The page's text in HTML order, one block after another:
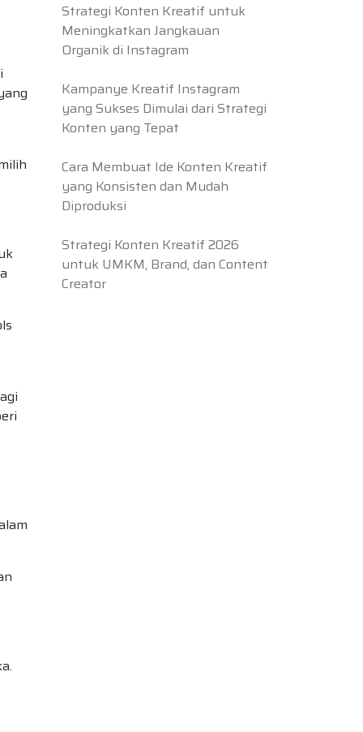
Strategi Konten Kreatif untuk
Meningkatkan Jangkauan
Organik di Instagram
Kampanye Kreatif Instagram
yang Sukses Dimulai dari Strategi
Konten yang Tepat
Cara Membuat Ide Konten Kreatif
yang Konsisten dan Mudah
Diproduksi
Strategi Konten Kreatif 2026
untuk UMKM, Brand, dan Content
Creator